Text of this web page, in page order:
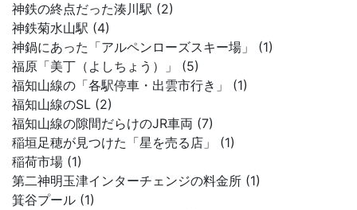
神鉄の終点だった湊川駅 (2)
神鉄菊水山駅 (4)
神鍋にあった「アルペンローズスキー場」 (1)
福原「美丁（よしちょう）」 (5)
福知山線の「各駅停車・出雲市行き」 (1)
福知山線のSL (2)
福知山線の隙間だらけのJR車両 (7)
稲垣足穂が見つけた「星を売る店」 (1)
稲荷市場 (1)
第二神明玉津インターチェンジの料金所 (1)
箕谷プール (1)